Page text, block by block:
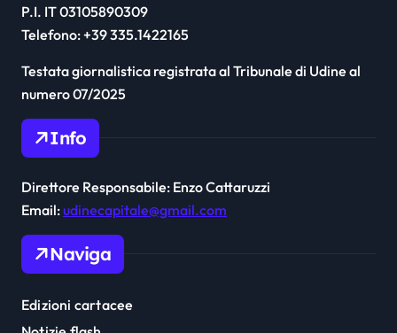
P.I. IT 03105890309
Telefono: +39 335.1422165
Testata giornalistica registrata al Tribunale di Udine al
numero 07/2025
Info
Direttore Responsabile: Enzo Cattaruzzi
Email:udinecapitale@gmail.com
Naviga
Edizioni cartacee